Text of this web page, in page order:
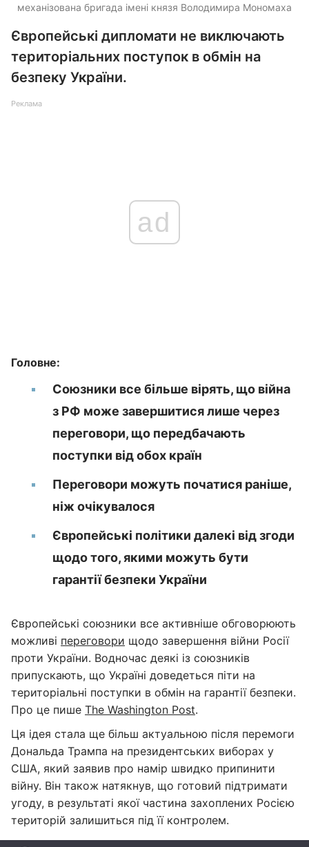
механізована бригада імені князя Володимира Мономаха
Європейські дипломати не виключають
територіальних поступок в обмін на
безпеку України.
Реклама
ad
Головне:
Союзники все більше вірять, що війна
з РФ може завершитися лише через
переговори, що передбачають
поступки від обох країн
Переговори можуть початися раніше,
ніж очікувалося
Європейські політики далекі від згоди
щодо того, якими можуть бути
гарантії безпеки України
Європейські союзники все активніше обговорюють
можливі переговори щодо завершення війни Росії
проти України. Водночас деякі із союзників
припускають, що Україні доведеться піти на
територіальні поступки в обмін на гарантії безпеки.
Про це пише The Washington Post.
Ця ідея стала ще більш актуальною після перемоги
Дональда Трампа на президентських виборах у
США, який заявив про намір швидко припинити
війну. Він також натякнув, що готовий підтримати
угоду, в результаті якої частина захоплених Росією
територій залишиться під її контролем.